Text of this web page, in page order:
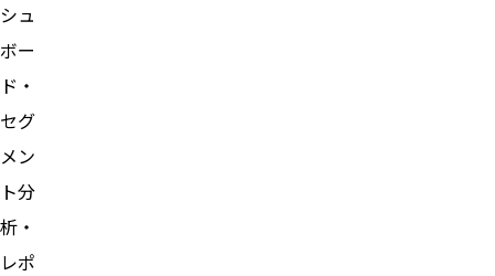
シュ
ボー
ド・
セグ
メン
ト分
析・
レポ